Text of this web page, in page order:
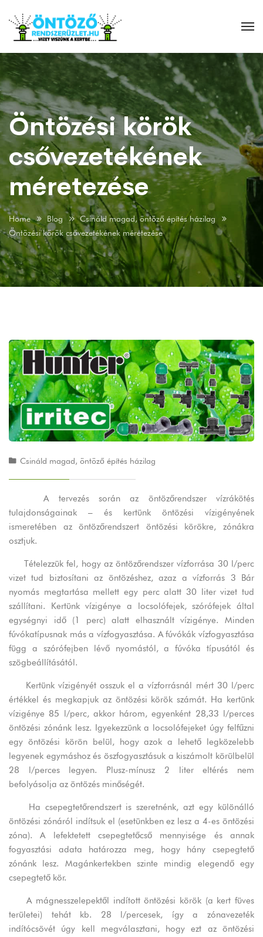
Öntözési körök
csővezetékének
méretezése
Home Blog
Csináld magad, öntöző építés házilag
Öntözési körök csővezetékének méretezése
Csináld magad, öntöző építés házilag
A tervezés során az öntözőrendszer vízrákötés
tulajdonságainak – és kertünk öntözési vízigényének
ismeretében az öntözőrendszert öntözési körökre, zónákra
osztjuk.
Tételezzük fel, hogy az öntözőrendszer vízforrása 30 l/perc
vizet tud biztosítani az öntözéshez, azaz a vízforrás 3 Bár
nyomás megtartása mellett egy perc alatt 30 liter vizet tud
szállítani. Kertünk vízigénye a locsolófejek, szórófejek által
egységnyi idő (1 perc) alatt elhasznált vízigénye. Minden
fúvókatípusnak más a vízfogyasztása. A fúvókák vízfogyasztása
függ a szórófejben lévő nyomástól, a fúvóka típusától és
szögbeállításától.
Kertünk vízigényét osszuk el a vízforrásnál mért 30 l/perc
értékkel és megkapjuk az öntözési körök számát. Ha kertünk
vízigénye 85 l/perc, akkor három, egyenként 28,33 l/perces
öntözési zónánk lesz. Igyekezzünk a locsolófejeket úgy felfűzni
egy öntözési körön belül, hogy azok a lehető legközelebb
legyenek egymáshoz és öszfogyasztásuk a kiszámolt körülbelül
28 l/perces legyen. Plusz-mínusz 2 liter eltérés nem
befolyásolja az öntözés minőségét.
Ha csepegtetőrendszert is szeretnénk, azt egy különálló
öntözési zónáról indítsuk el (esetünkben ez lesz a 4-es öntözési
zóna). A lefektetett csepegtetőcső mennyisége és annak
fogyasztási adata határozza meg, hogy hány csepegtető
zónánk lesz. Magánkertekben szinte mindig elegendő egy
csepegtető kör.
A mágnesszelepektől indított öntözési körök (a kert füves
területei) tehát kb. 28 l/percesek, így a zónavezeték
indítócsövét úgy kell megválasztani, hogy ezt az öntözési